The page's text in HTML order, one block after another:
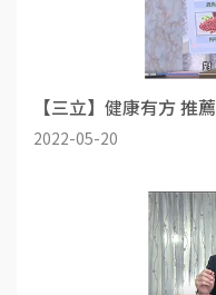
【三立】健康有方 推薦
2022-05-20